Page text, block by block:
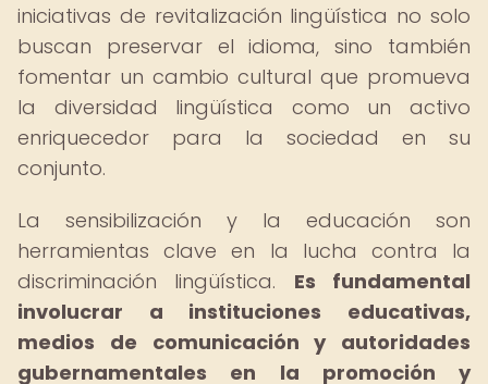
iniciativas de revitalización lingüística no solo
buscan preservar el idioma, sino también
fomentar un cambio cultural que promueva
la diversidad lingüística como un activo
enriquecedor para la sociedad en su
conjunto.
La sensibilización y la educación son
herramientas clave en la lucha contra la
discriminación lingüística. Es fundamental
involucrar a instituciones educativas,
medios de comunicación y autoridades
gubernamentales en la promoción y